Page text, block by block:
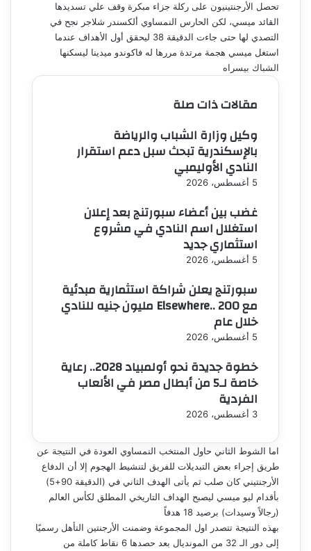
تحصل الأرجنتينيون على ركلة جزاء مبكرة وقف علي تسديدها
القائد ميسي، لكن الحارس النمساوي ألكسندر شلاجر نجح في
التصدي لها حتى جاءت الدقيقة 38 ليحقق أول الأهداف عندما
استغل ميسي هجمة مرتدة مررها له فاكوندو ميدينا ليسكنها
الشباك بيسراه
مقالات ذات صلة
وكيل وزارة الشباب والرياضة
بالإسكندرية تبحث سبل دعم استقرار
النادي الأوليمبي
5 أغسطس، 2026
غضب بين أعضاء سبورتنج بعد إعلان
استغلال اسم النادي في مشروع
استثماري جديد
5 أغسطس، 2026
سبورتنج يعلن شراكة استثمارية مبدئية
مع Elsewhere.. 200 مليون جنيه للنادي
خلال عام
5 أغسطس، 2026
خطوة جديدة نحو أولمبياد 2028.. رعاية
خاصة لـ5 من أبطال مصر في الألعاب
الفردية
3 أغسطس، 2026
اما الشوط الثاني حاول المنتخب النمساوي العودة في النتيجة عن
طريق إجراء بعض التبديلات للفريق لتنشيط الهجوم إلا أن الدفاع
الأرجنتيني كان صلب ثم يأتى الهدف الثاني في (الدقيقة 90+5)
بأقدام ليو ميسي ليصبح الهداف التاريخي المطلق لكأس العالم
(رجالاً وسيدات) برصيد 18 هدفاً
بهذه النتيجة تتصدر اول المجموعة وضمنت الأرجنتين التأهل رسميًا
إلى دور الـ 32 من المونديال بعد حصدها 6 نقاط كاملة من